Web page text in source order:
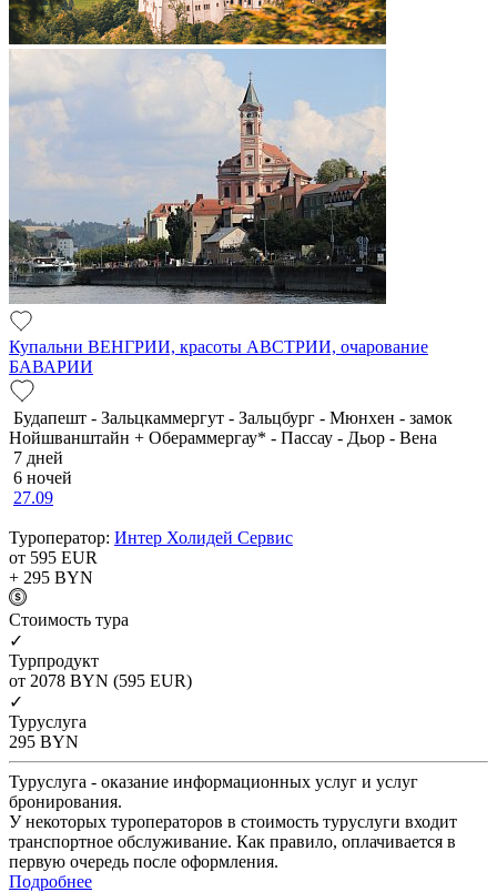
Купальни ВЕНГРИИ, красоты АВСТРИИ, очарование
БАВАРИИ
Будапешт - Зальцкаммергут - Зальцбург - Мюнхен - замок
Нойшванштайн + Обераммергау* - Пассау - Дьор - Вена
7 дней
6 ночей
27.09
Туроператор: Интер Холидей Сервис
от 595 EUR
+ 295 BYN
Cтоимость тура
✓
Турпродукт
от 2078 BYN (595 EUR)
✓
Туруслуга
295 BYN
Туруслуга - оказание информационных услуг и услуг
бронирования.
У некоторых туроператоров в стоимость туруслуги входит
транспортное обслуживание. Как правило, оплачивается в
первую очередь после оформления.
Подробнее